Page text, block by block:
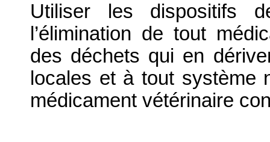
Utiliser les dispositifs
l’élimination de tout
des déchets qui en
locales et à tout système
médicament vétérinaire